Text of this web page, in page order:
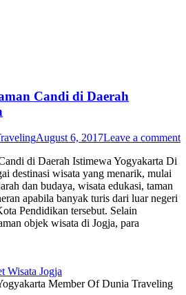
Candi di Daerah
August 6, 2017Leave a comment
di Daerah Istimewa Yogyakarta Di
destinasi wisata yang menarik, mulai
dan budaya, wisata edukasi, taman
apabila banyak turis dari luar negeri
Pendidikan tersebut. Selain
objek wisata di Jogja, para
Member Of Dunia Traveling